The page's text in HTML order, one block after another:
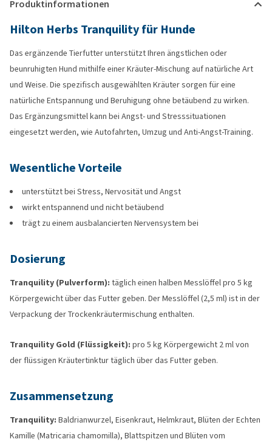
Produktinformationen
Hilton Herbs Tranquility für Hunde
Das ergänzende Tierfutter unterstützt Ihren ängstlichen oder
beunruhigten Hund mithilfe einer Kräuter-Mischung auf natürliche Art
und Weise. Die spezifisch ausgewählten Kräuter sorgen für eine
natürliche Entspannung und Beruhigung ohne betäubend zu wirken.
Das Ergänzungsmittel kann bei Angst- und Stresssituationen
eingesetzt werden, wie Autofahrten, Umzug und Anti-Angst-Training.
Wesentliche Vorteile
unterstützt bei Stress, Nervosität und Angst
wirkt entspannend und nicht betäubend
trägt zu einem ausbalancierten Nervensystem bei
Dosierung
Tranquility (Pulverform): täglich einen halben Messlöffel pro 5 kg
Körpergewicht über das Futter geben. Der Messlöffel (2,5 ml) ist in der
Verpackung der Trockenkräutermischung enthalten.
Tranquility Gold (Flüssigkeit): pro 5 kg Körpergewicht 2 ml von
der flüssigen Kräutertinktur täglich über das Futter geben.
Zusammensetzung
Tranquility: Baldrianwurzel, Eisenkraut, Helmkraut, Blüten der Echten
Kamille (Matricaria chamomilla), Blattspitzen und Blüten vom